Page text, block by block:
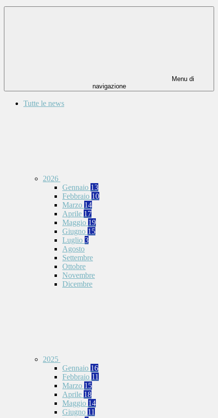
Menu di
navigazione
Tutte le news
2026
Gennaio 13
Febbraio 10
Marzo 14
Aprile 17
Maggio 19
Giugno 15
Luglio 3
Agosto
Settembre
Ottobre
Novembre
Dicembre
2025
Gennaio 16
Febbraio 11
Marzo 15
Aprile 18
Maggio 14
Giugno 11